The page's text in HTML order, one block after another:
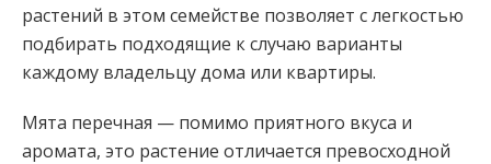
растений в этом семействе позволяет с легкостью
подбирать подходящие к случаю варианты
каждому владельцу дома или квартиры.
Мята перечная — помимо приятного вкуса и
аромата, это растение отличается превосходной